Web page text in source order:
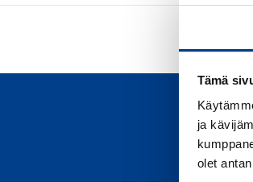
Tämä
ja
olet